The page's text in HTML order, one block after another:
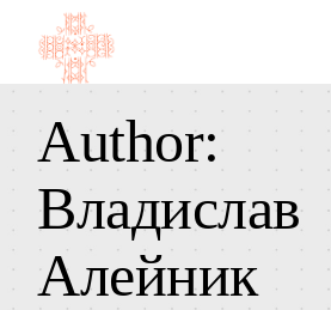
content
Author:
Владислав
Алейник